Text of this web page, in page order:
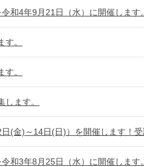
和4年9月21日（水）に開催します。
。
。
ます。
(金)～14日(日)）を開催します！受
和3年8月25日（水）に開催します。